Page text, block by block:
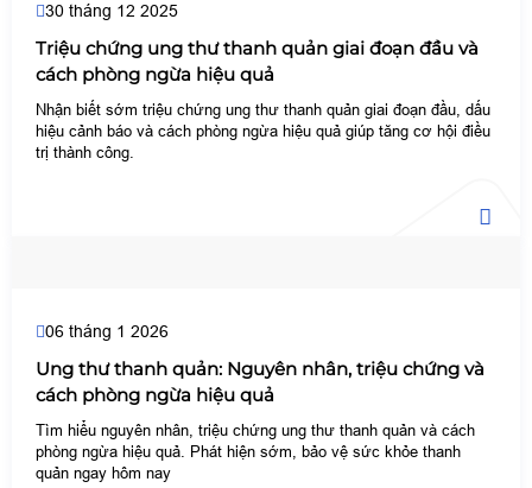
30 tháng 12 2025
Triệu chứng ung thư thanh quản giai đoạn đầu và
cách phòng ngừa hiệu quả
Nhận biết sớm triệu chứng ung thư thanh quản giai đoạn đầu, dấu
hiệu cảnh báo và cách phòng ngừa hiệu quả giúp tăng cơ hội điều
trị thành công.
06 tháng 1 2026
Ung thư thanh quản: Nguyên nhân, triệu chứng và
cách phòng ngừa hiệu quả
Tìm hiểu nguyên nhân, triệu chứng ung thư thanh quản và cách
phòng ngừa hiệu quả. Phát hiện sớm, bảo vệ sức khỏe thanh
quản ngay hôm nay